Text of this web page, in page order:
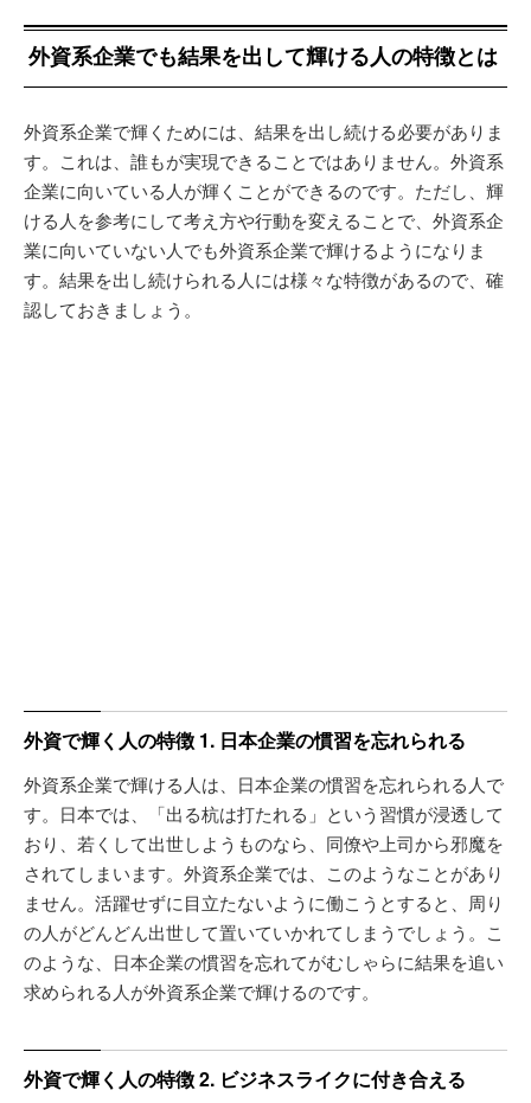
外資系企業でも結果を出して輝ける人の特徴とは
外資系企業で輝くためには、結果を出し続ける必要がありま
す。これは、誰もが実現できることではありません。外資系
企業に向いている人が輝くことができるのです。ただし、輝
ける人を参考にして考え方や行動を変えることで、外資系企
業に向いていない人でも外資系企業で輝けるようになりま
す。結果を出し続けられる人には様々な特徴があるので、確
認しておきましょう。
外資で輝く人の特徴 1. 日本企業の慣習を忘れられる
外資系企業で輝ける人は、日本企業の慣習を忘れられる人で
す。日本では、「出る杭は打たれる」という習慣が浸透して
おり、若くして出世しようものなら、同僚や上司から邪魔を
されてしまいます。外資系企業では、このようなことがあり
ません。活躍せずに目立たないように働こうとすると、周り
の人がどんどん出世して置いていかれてしまうでしょう。こ
のような、日本企業の慣習を忘れてがむしゃらに結果を追い
求められる人が外資系企業で輝けるのです。
外資で輝く人の特徴 2. ビジネスライクに付き合える